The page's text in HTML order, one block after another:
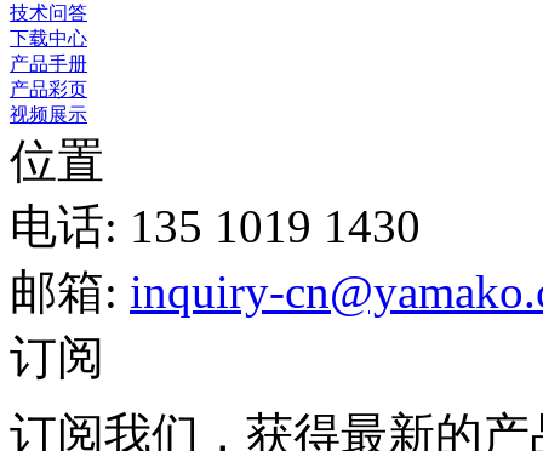
技术问答
下载中心
产品手册
产品彩页
视频展示
位置
电话: 135 1019 1430
邮箱: inquiry-
订阅
订阅我们，获得最新的产